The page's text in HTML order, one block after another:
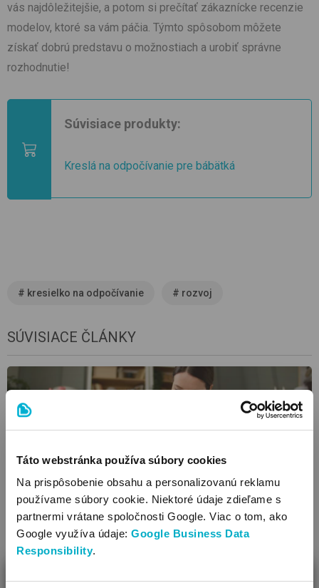
Táto webstránka používa súbory cookies
Na prispôsobenie obsahu a personalizovanú reklamu
používame súbory cookie. Niektoré údaje zdieľame s
partnermi vrátane spoločnosti Google. Viac o tom, ako
Google využíva údaje: Google Business Data
Responsibility.
vás najdôležitejšie, a potom si prečítať zákaznícke recenzie
modelov, ktoré sa vám páčia. Týmto spôsobom môžete
získať dobrú predstavu o možnostiach a urobiť správne
rozhodnutie!
Súvisiace produkty:
Kreslá na odpočívanie pre bábätká
# kresielko na odpočívanie # rozvoj
SÚVISIACE ČLÁNKY
Čo sa naučí bábätko pri hre?
Ako sa hovorí - cvičenie robí majstra. Nie je tomu inak ani u
detí. Dokonca aj bábätká sa hrajú, z odborného hľadiska to